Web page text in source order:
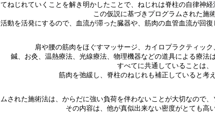
ねじれていくことを解き明かしたことで、ねじれは脊柱の自律神
この仮説に基づきプログラムされた施術
動を活発にするので、血流が滞った臓器や、筋肉の血管血流が回
肩や腰の筋肉をほぐすマッサージ、カイロプラクティック
鍼、お灸、温熱療法、光線療法、物理機器などの道具による療法
すべてに共通していることは、
筋肉を弛緩し、脊柱のねじれも補正していると考
された施術法は、からだに強い負荷を伴わないことが大切なので
その内容は、他が真似出来ない密度がとても高